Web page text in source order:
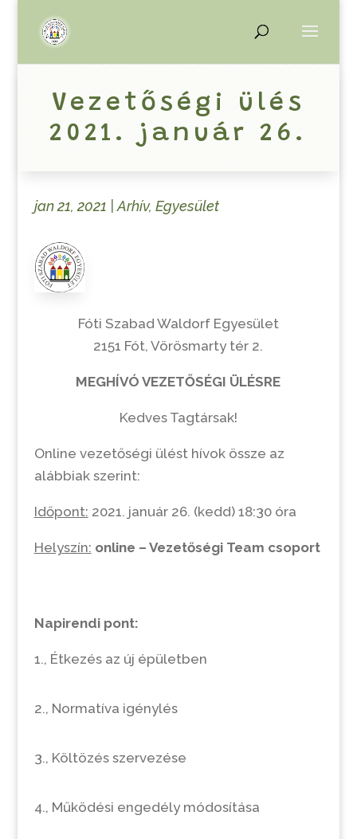
Vezetőségi ülés
2021. január 26.
jan 21, 2021 Arhív, Egyesület
Fóti Szabad Waldorf Egyesület
2151 Fót, Vörösmarty tér 2.
MEGHÍVÓ VEZETŐSÉGI ÜLÉSRE
Kedves Tagtársak!
Online vezetőségi ülést hívok össze az
alábbiak szerint:
Időpont: 2021. január 26. (kedd) 18:30 óra
Helyszín: online – Vezetőségi Team csoport
Napirendi pont:
1., Étkezés az új épületben
2., Normatíva igénylés
3., Költözés szervezése
4., Működési engedély módosítása